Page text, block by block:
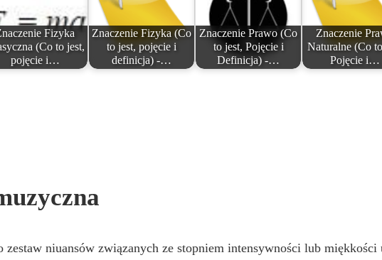
Fizyka
(Co to jest,
pojęcie i…
Znaczenie Fizyka (Co
to jest, pojęcie i
definicja) -…
Znaczenie Prawo (Co
to jest, Pojęcie i
Definicja) -…
Znaczenie
Naturalne (Co
Pojęcie i…
zestaw niuansów związanych ze stopniem intensywności lub